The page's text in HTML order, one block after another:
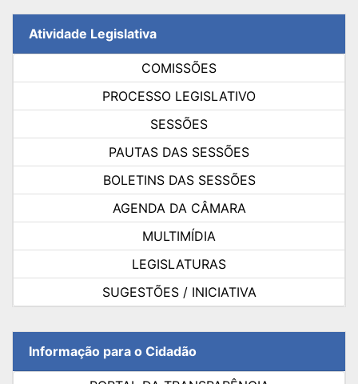
Atividade Legislativa
COMISSÕES
PROCESSO LEGISLATIVO
SESSÕES
PAUTAS DAS SESSÕES
BOLETINS DAS SESSÕES
AGENDA DA CÂMARA
MULTIMÍDIA
LEGISLATURAS
SUGESTÕES / INICIATIVA
Informação para o Cidadão